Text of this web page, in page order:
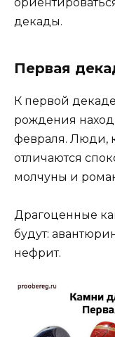
декады.
Первая
К первой
рождения
февраля. Люди,
отличаются
молчуны и
Драгоценные
будут:
нефрит.